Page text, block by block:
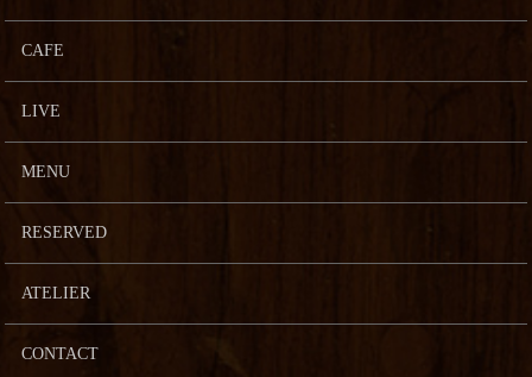
CAFE
LIVE
MENU
RESERVED
ATELIER
CONTACT